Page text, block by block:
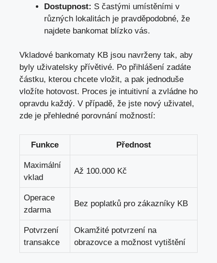
Dostupnost: S častými umístěními v
různých lokalitách je pravděpodobné, že
najdete bankomat blízko vás.
Vkladové bankomaty KB jsou navrženy tak, aby
byly uživatelsky přívětivé. Po přihlášení zadáte
částku, kterou chcete vložit, a pak jednoduše
vložíte hotovost. Proces je intuitivní a zvládne ho
opravdu každý. V případě, že jste nový uživatel,
zde je přehledné porovnání možností:
Funkce Přednost
Maximální
vklad
Až 100.000 Kč
Operace
zdarma
Bez poplatků pro zákazníky KB
Potvrzení
transakce
Okamžité potvrzení na
obrazovce a možnost vytištění